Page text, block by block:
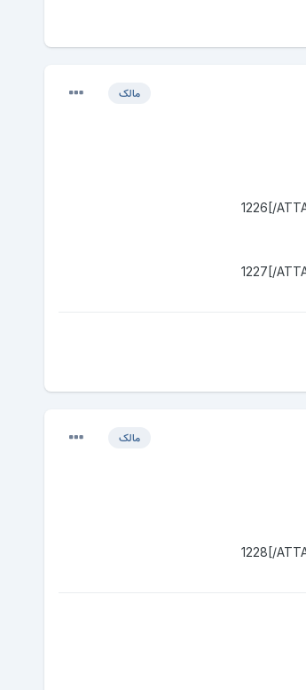
مالک
مالک